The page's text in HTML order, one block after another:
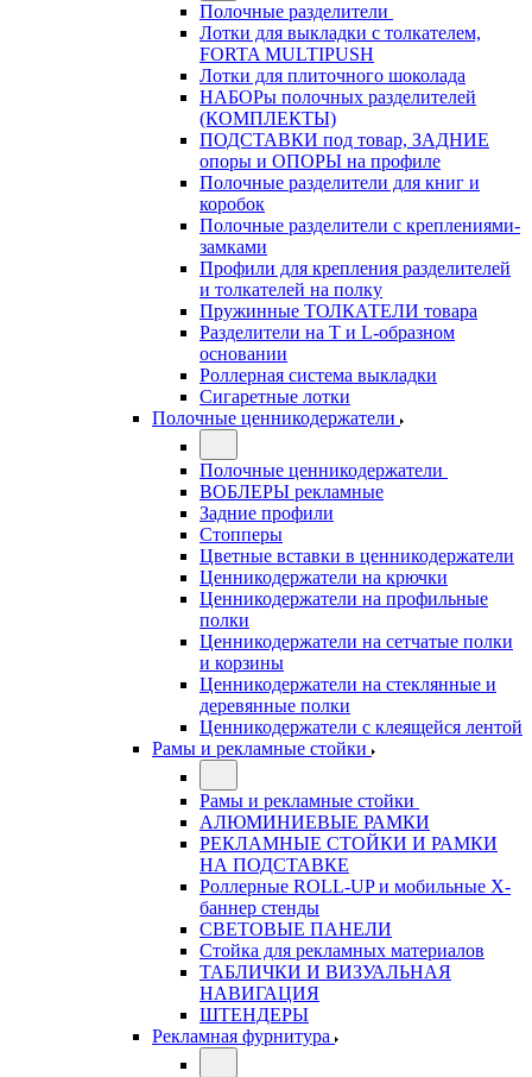
Полочные разделители
Лотки для выкладки с толкателем,
FORTA MULTIPUSH
Лотки для плиточного шоколада
НАБОРы полочных разделителей
(КОМПЛЕКТЫ)
ПОДСТАВКИ под товар, ЗАДНИЕ
опоры и ОПОРЫ на профиле
Полочные разделители для книг и
коробок
Полочные разделители с креплениями-
замками
Профили для крепления разделителей
и толкателей на полку
Пружинные ТОЛКАТЕЛИ товара
Разделители на Т и L-образном
основании
Роллерная система выкладки
Сигаретные лотки
Полочные ценникодержатели
Полочные ценникодержатели
ВОБЛЕРЫ рекламные
Задние профили
Стопперы
Цветные вставки в ценникодержатели
Ценникодержатели на крючки
Ценникодержатели на профильные
полки
Ценникодержатели на сетчатые полки
и корзины
Ценникодержатели на стеклянные и
деревянные полки
Ценникодержатели с клеящейся лентой
Рамы и рекламные стойки
Рамы и рекламные стойки
АЛЮМИНИЕВЫЕ РАМКИ
РЕКЛАМНЫЕ СТОЙКИ И РАМКИ
НА ПОДСТАВКЕ
Роллерные ROLL-UP и мобильные X-
баннер стенды
СВЕТОВЫЕ ПАНЕЛИ
Стойка для рекламных материалов
ТАБЛИЧКИ И ВИЗУАЛЬНАЯ
НАВИГАЦИЯ
ШТЕНДЕРЫ
Рекламная фурнитура